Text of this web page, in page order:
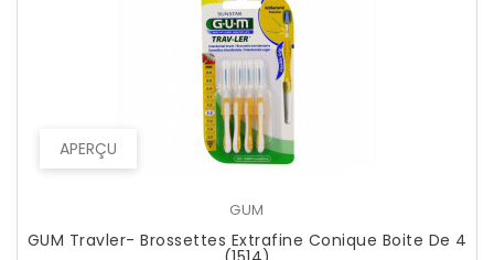
APERÇU
GUM
GUM Travler- Brossettes Extrafine Conique Boite De 4